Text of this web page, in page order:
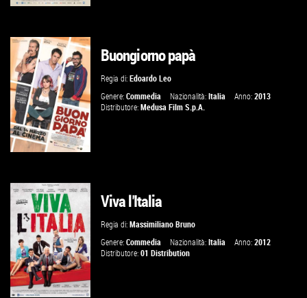
VAI ALLA SCHEDA
VAI ALLA SCHEDA
Buongiorno papà
Regia di:Edoardo Leo
Genere:Commedia Nazionalità:Italia Anno:2013
Distributore:Medusa Film S.p.A.
Viva l'Italia
Regia di:Massimiliano Bruno
Genere:Commedia Nazionalità:Italia Anno:2012
Distributore:01 Distribution